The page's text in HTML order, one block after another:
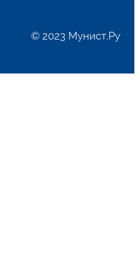
© 2023 Мунист.Ру